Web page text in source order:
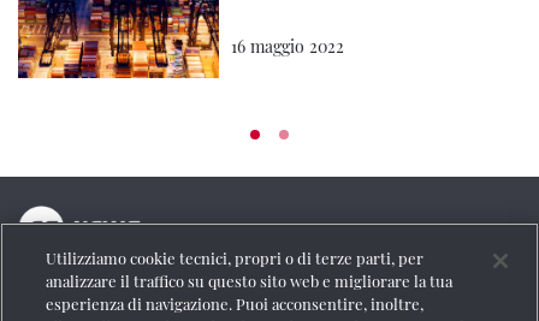
16 maggio 2022
La testata online del Gruppo FS Italiane
Social
Utilizziamo cookie tecnici, propri o di terze parti, per
analizzare il traffico su questo sito web e migliorare la tua
esperienza di navigazione. Puoi acconsentire, inoltre,